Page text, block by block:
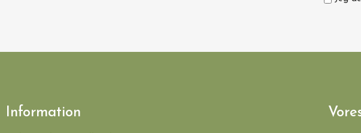
369,00 kr. 149,00 kr.
Information